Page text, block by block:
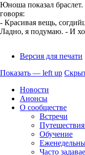
Юноша показал браслет.
говоря:
- Красивая вещь,
Ладно, я подумаю. - И
Версия для печати
up
Показать — left up
Новости
Анонсы
О сообществе
Встречи
Обучение
Часто